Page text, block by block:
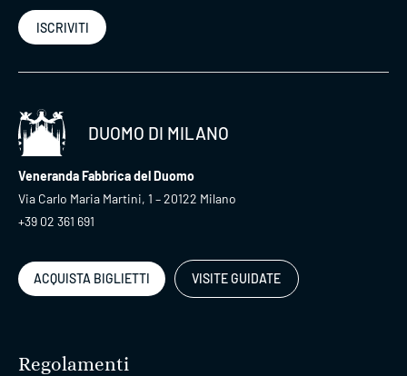
ISCRIVITI
DUOMO DI MILANO
Veneranda Fabbrica del Duomo
Via Carlo Maria Martini, 1 – 20122 Milano
+39 02 361 691
ACQUISTA BIGLIETTI VISITE GUIDATE
Regolamenti